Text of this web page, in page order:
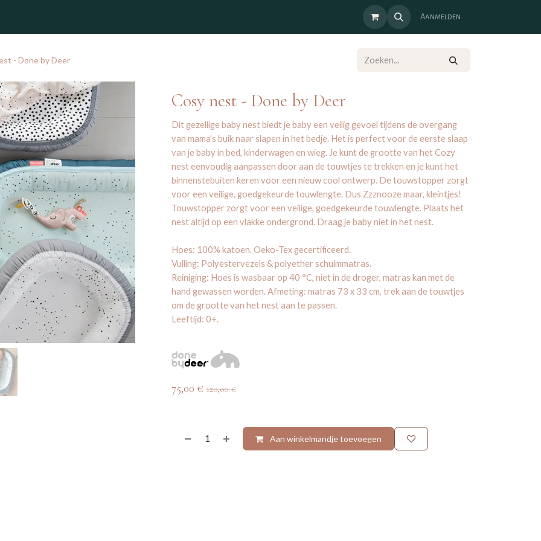
Aanmelden
- Done by Deer
Cosy nest - Done by Deer
Dit gezellige baby nest biedt je baby een veilig gevoel tijdens de overgang
van mama's buik naar slapen in het bedje. Het is perfect voor de eerste slaap
van je baby in bed, kinderwagen en wieg. Je kunt de grootte van het Cozy
nest eenvoudig aanpassen door aan de touwtjes te trekken en je kunt het
binnenstebuiten keren voor een nieuw cool ontwerp. De touwstopper zorgt
voor een veilige, goedgekeurde touwlengte. Dus Zzznooze maar, kleintjes!
Touwstopper zorgt voor een veilige, goedgekeurde touwlengte. Plaats het
nest altijd op een vlakke ondergrond. Draag je baby niet in het nest.
Hoes: 100% katoen. Oeko-Tex gecertificeerd.
Vulling: Polyestervezels & polyether schuimmatras.
Reiniging: Hoes is wasbaar op 40 °C, niet in de droger, matras kan met de
hand gewassen worden. Afmeting: matras 73 x 33 cm, trek aan de touwtjes
om de grootte van het nest aan te passen.
Leeftijd: 0+.
75,00 € 120,00€
Aan winkelmandje toevoegen